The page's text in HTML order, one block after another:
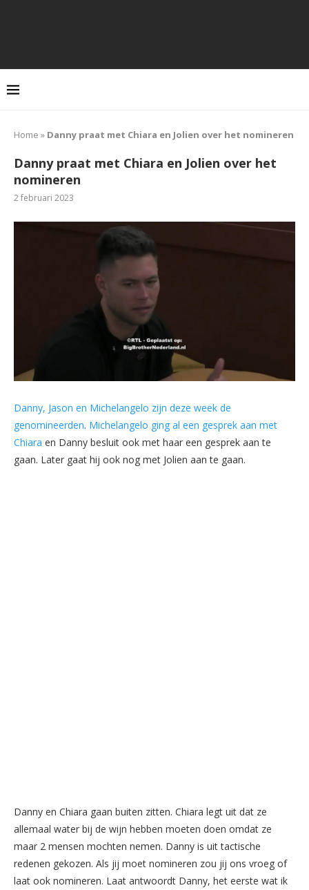
Home » Danny praat met Chiara en Jolien over het nomineren
Danny praat met Chiara en Jolien over het
nomineren
2 februari 2023
Danny, Jason en Michelangelo zijn deze week de
genomineerden. Michelangelo ging al een gesprek aan met
Chiara en Danny besluit ook met haar een gesprek aan te
gaan. Later gaat hij ook nog met Jolien aan te gaan.
Danny en Chiara gaan buiten zitten. Chiara legt uit dat ze
allemaal water bij de wijn hebben moeten doen omdat ze
maar 2 mensen mochten nemen. Danny is uit tactische
redenen gekozen. Als jij moet nomineren zou jij ons vroeg of
laat ook nomineren. Laat antwoordt Danny, het eerste wat ik